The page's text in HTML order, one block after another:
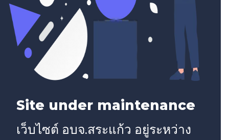
Site under maintenance
เว็บไซต์ อบจ.สระแก้ว อยู่ระหว่าง